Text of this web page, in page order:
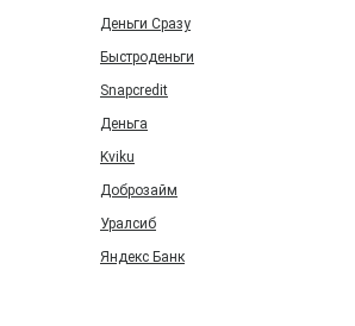
Деньги Сразу
Быстроденьги
Snapcredit
Деньга
Kviku
Доброзайм
Уралсиб
Яндекс Банк